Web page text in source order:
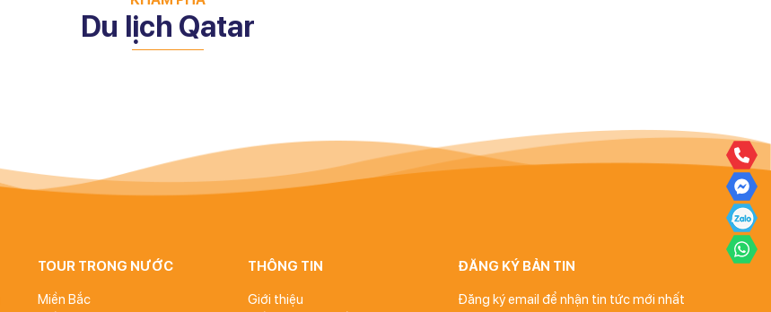
Du lịch Qatar
TOUR TRONG NƯỚC
Miền Bắc
THÔNG TIN
Giới thiệu
ĐĂNG KÝ BẢN TIN
Đăng ký email để nhận tin tức mới nhất